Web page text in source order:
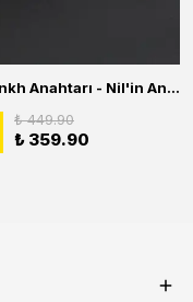
2'li Ankh Anahtarı - Nil'in Anahtarı - Kuru Kafa Erkek Kadın Kolye Seti
₺ 449.90
₺ 359.90